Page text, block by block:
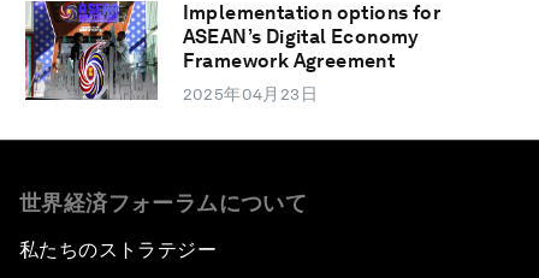
Implementation options for
ASEAN’s Digital Economy
Framework Agreement
2025年04月23日
世界経済フォーラムについて
私たちのストラテジー